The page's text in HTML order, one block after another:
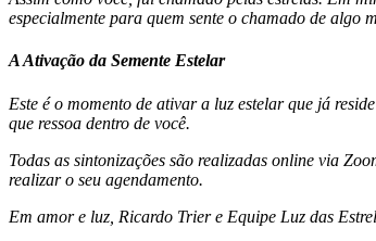
especialmente para quem sente o chamado de algo
A Ativação da Semente Estelar
Este é o momento de ativar a luz estelar que já
que ressoa dentro de você.
Todas as sintonizações são realizadas online via
realizar o seu agendamento.
Em amor e luz, Ricardo Trier e Equipe Luz das